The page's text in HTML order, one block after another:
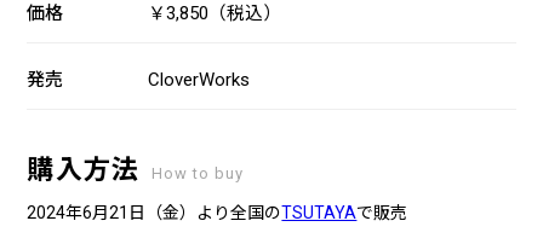
価格 ￥3,850（税込）
発売 CloverWorks
購入方法 How to buy
2024年6月21日（金）より全国のTSUTAYAで販売